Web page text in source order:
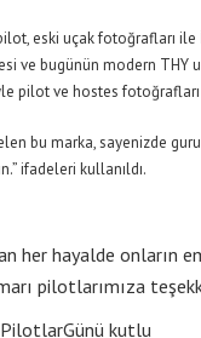
eski uçak fotoğrafları ile
ve bugünün modern THY
pilot ve hostes fotoğrafları
bu marka, sayenizde
ifadeleri kullanıldı.
her hayalde onların
pilotlarımıza
kutlu